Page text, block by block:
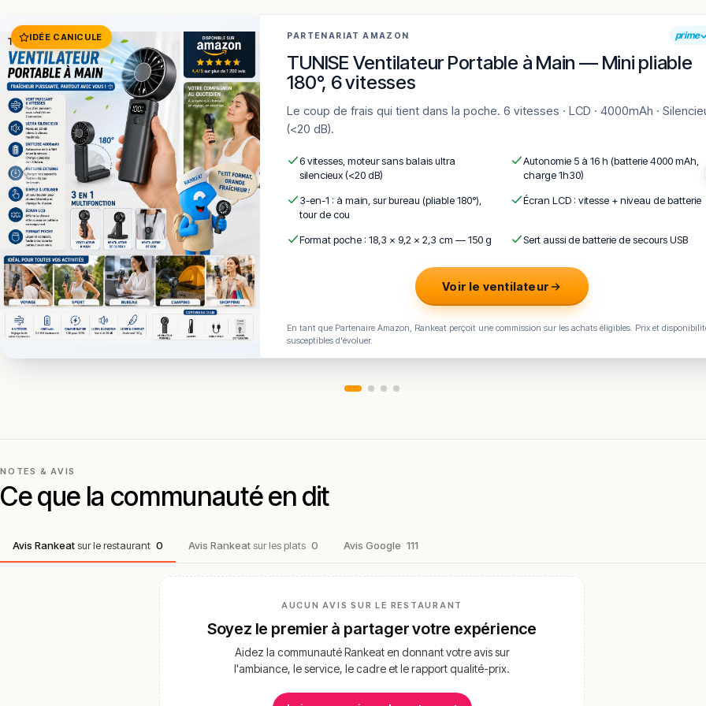
IDÉE CANICULE PARTENARIAT AMAZON prime
TUNISE Ventilateur Portable à Main — Mini pliable
180°, 6 vitesses
Le coup de frais qui tient dans la poche. 6 vitesses · LCD · 4000mAh · Silencieux
(<20 dB).
6 vitesses, moteur sans balais ultra
silencieux (<20 dB)
Autonomie 5 à 16 h (batterie 4000 mAh,
charge 1h30)
3-en-1 : à main, sur bureau (pliable 180°),
tour de cou
Écran LCD : vitesse + niveau de batterie
Format poche : 18,3 × 9,2 × 2,3 cm — 150 g Sert aussi de batterie de secours USB
Voir le ventilateur
En tant que Partenaire Amazon, Rankeat perçoit une commission sur les achats éligibles. Prix et
susceptibles d'évoluer.
NOTES & AVIS
Ce que la communauté en dit
Avis Rankeatsur le restaurant 0 Avis Rankeat sur les plats 0 Avis Google 111
AUCUN AVIS SUR LE RESTAURANT
Soyez le premier à partager votre expérience
Aidez la communauté Rankeat en donnant votre avis sur
l'ambiance, le service, le cadre et le rapport qualité-prix.